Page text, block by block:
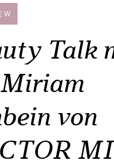
Talk
von
MI